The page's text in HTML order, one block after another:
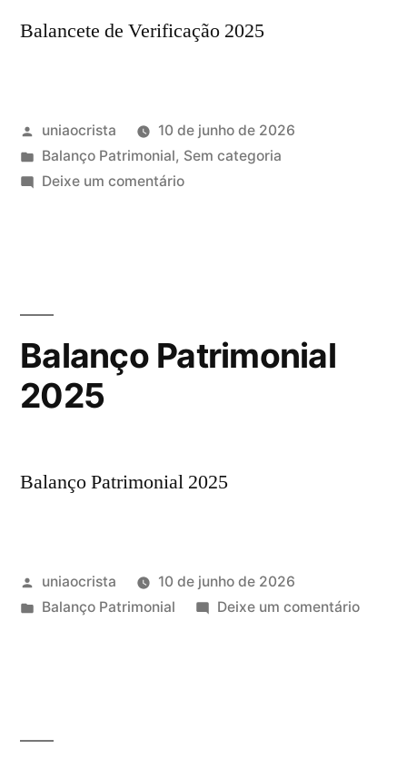
Balancete de Verificação 2025
uniaocrista
10 de junho de 2026
Balanço Patrimonial, Sem categoria
Deixe um comentário
Balanço Patrimonial
2025
Balanço Patrimonial 2025
uniaocrista
10 de junho de 2026
Balanço Patrimonial
Deixe um comentário